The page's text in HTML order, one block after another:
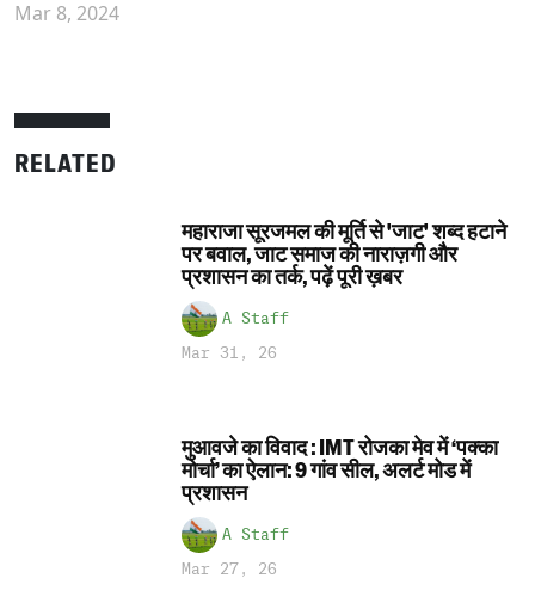
Mar 8, 2024
RELATED
महाराजा सूरजमल की मूर्ति से 'जाट' शब्द हटाने
पर बवाल, जाट समाज की नाराज़गी और
प्रशासन का तर्क, पढ़ें पूरी ख़बर
A Staff
Mar 31, 26
मुआवजे का विवाद : IMT रोजका मेव में ‘पक्का
मोर्चा’ का ऐलान: 9 गांव सील, अलर्ट मोड में
प्रशासन
A Staff
Mar 27, 26